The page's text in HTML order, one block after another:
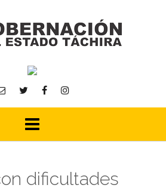
dificultades